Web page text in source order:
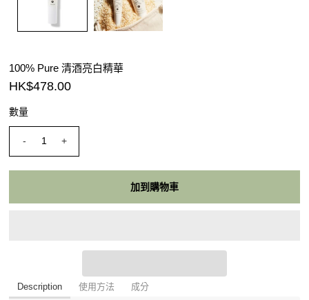
100% Pure 清酒亮白精華
HK$478.00
數量
- +
Description 使用方法 成分